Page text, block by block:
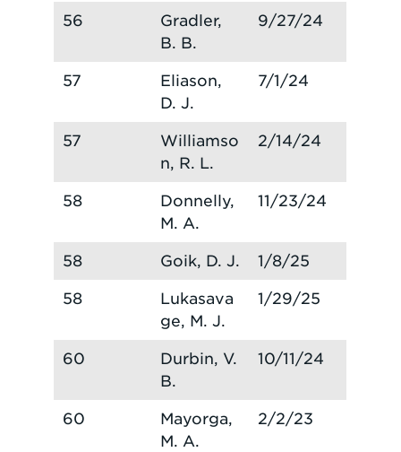
56
Gradler,
B. B.
9/27/24
57
Eliason,
D. J.
7/1/24
57
Williamso
n, R. L.
2/14/24
58
Donnelly,
M. A.
11/23/24
58 Goik, D. J. 1/8/25
58
Lukasava
ge, M. J.
1/29/25
60
Durbin, V.
B.
10/11/24
60
Mayorga,
M. A.
2/2/23